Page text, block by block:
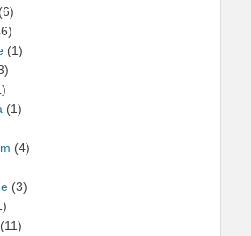
(6)
(1)
(1)
(4)
(3)
(11)